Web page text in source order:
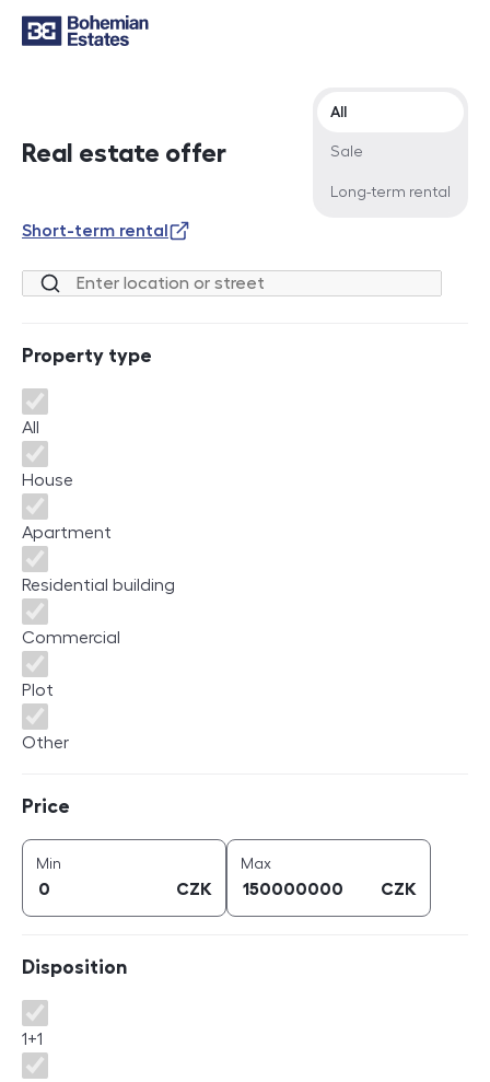
Real estate offer
Offer type
All
Sale
Long-term rental
Short-term rental
Location or street
Property type
Property type
All
House
Apartment
Residential building
Commercial
Plot
Other
Price
Min
CZK
Maxprice (
CZK
Disposition
Disposition
1+1